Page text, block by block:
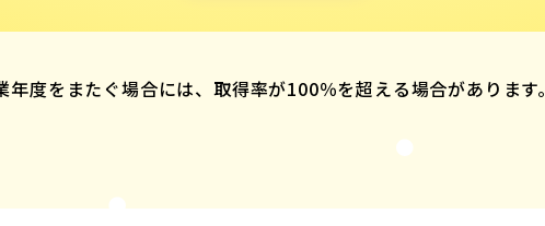
度をまたぐ場合には、取得率が100％を超える場合があります。